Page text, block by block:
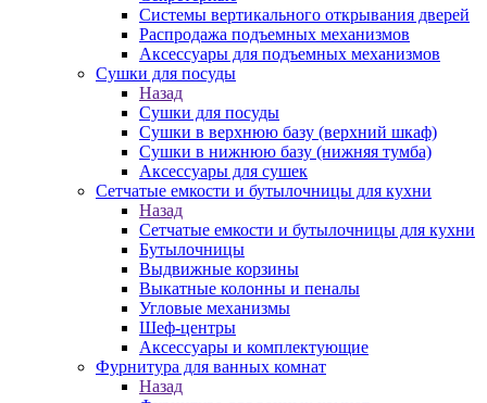
Системы вертикального открывания дверей
Распродажа подъемных механизмов
Аксессуары для подъемных механизмов
Сушки для посуды
Назад
Сушки для посуды
Сушки в верхнюю базу (верхний шкаф)
Сушки в нижнюю базу (нижняя тумба)
Аксессуары для сушек
Сетчатые емкости и бутылочницы для кухни
Назад
Сетчатые емкости и бутылочницы для кухни
Бутылочницы
Выдвижные корзины
Выкатные колонны и пеналы
Угловые механизмы
Шеф-центры
Аксессуары и комплектующие
Фурнитура для ванных комнат
Назад